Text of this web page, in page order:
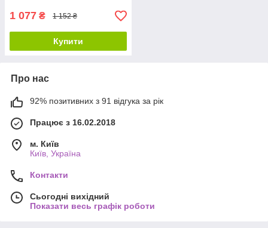
1 077 ₴ 1 152 ₴
Купити
Про нас
92% позитивних з 91 відгука за рік
Працює з 16.02.2018
м. Київ
Київ, Україна
Контакти
Сьогодні вихідний
Показати весь графік роботи